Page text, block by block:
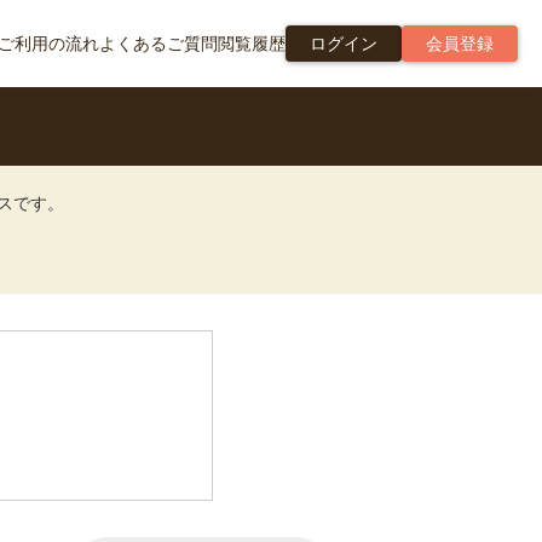
利用の流れよくあるご質問閲覧履歴 ログイン 会員登録
です。